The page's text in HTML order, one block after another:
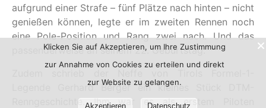
aufgrund einer Strafe – fünf Plätze nach hinten – nicht
genießen können, legte er im zweiten Rennen noch
eine Pole-Position und Rang zwei nach. Und das
passenderweise an seinem 22. Geburtstag.
Legende Gerhard Berger ein kleines Stück DTM-
Renngeschichte. Ihm war es als erstem Piloten
Klicken Sie auf Akzeptieren, um Ihre Zustimmung
zur Annahme von Cookies zu erteilen und direkt
zur Website zu gelangen.
Akzeptieren Datenschutz